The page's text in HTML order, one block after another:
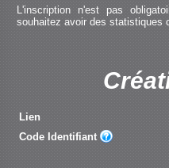
L'inscription n'est pas
souhaitez avoir des statistiques
Lien
Code Identifiant